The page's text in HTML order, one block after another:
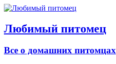
Любимый питомец
Все о домашних питомцах